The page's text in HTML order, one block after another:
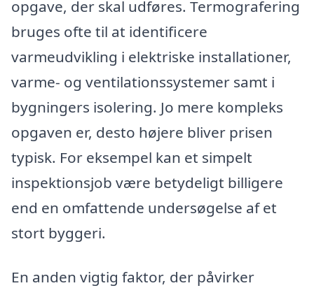
opgave, der skal udføres. Termografering
bruges ofte til at identificere
varmeudvikling i elektriske installationer,
varme- og ventilationssystemer samt i
bygningers isolering. Jo mere kompleks
opgaven er, desto højere bliver prisen
typisk. For eksempel kan et simpelt
inspektionsjob være betydeligt billigere
end en omfattende undersøgelse af et
stort byggeri.
En anden vigtig faktor, der påvirker